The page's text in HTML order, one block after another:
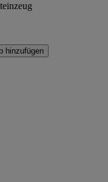
hinzufügen